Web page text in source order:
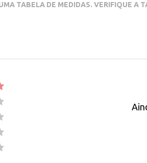
TABELA DE MEDIDAS. VERIFIQUE A